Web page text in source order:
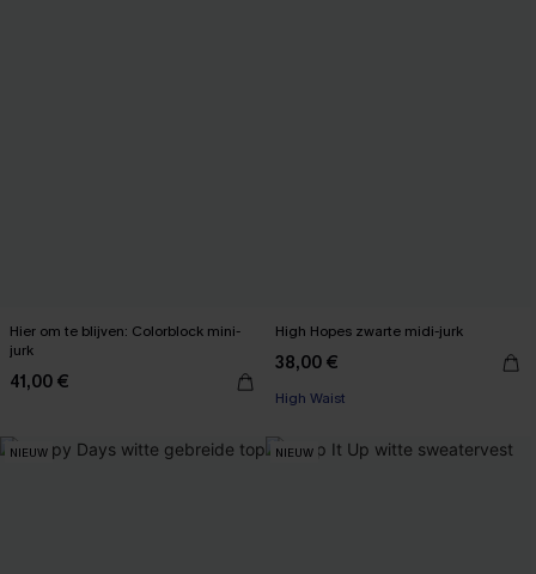
Hier om te blijven: Colorblock mini-
jurk
41,00 €
High Hopes zwarte midi-jurk
38,00 €
High Waist
NIEUW NIEUW